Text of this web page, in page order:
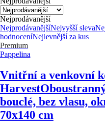
Nejprodávanější
NejprodávanějšíNejvyšší sleva
hodnoceníNejlevnější za kus
Premium
Pappelina
Vnitřní a venkovní
Harvest
bouclé, bez vlasu,
70x140 cm